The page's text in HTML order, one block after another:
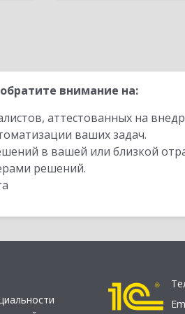
внимание на:
аттестованных на
ваших задач.
в вашей или близкой
решений.